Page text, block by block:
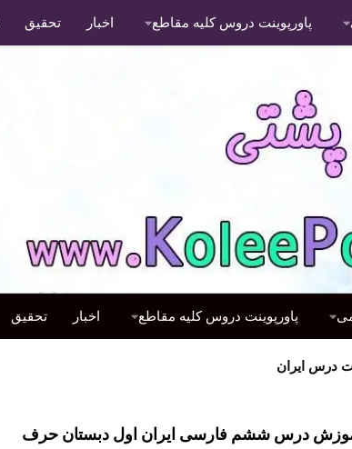
پاورپوینت دروس کلیه مقاطع اخبار تحقیق
پاورپوینت دروس کلیه مقاطع اخبار تحقیق
درس ایران
آموزش درس ششم فارسی ایران اول دبستان حرف